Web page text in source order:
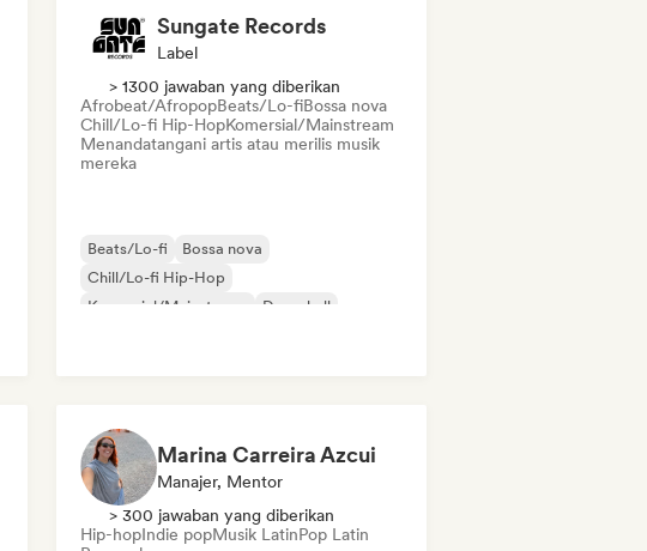
Sungate Records
Label
> 1300 jawaban yang diberikan
Afrobeat/AfropopBeats/Lo-fiBossa nova
Chill/Lo-fi Hip-HopKomersial/Mainstream
Menandatangani artis atau merilis musik
mereka
Beats/Lo-fi
Bossa nova
Chill/Lo-fi Hip-Hop
Komersial/Mainstream
Dancehall
Marina Carreira Azcui
Manajer, Mentor
> 300 jawaban yang diberikan
Hip-hopIndie popMusik LatinPop Latin